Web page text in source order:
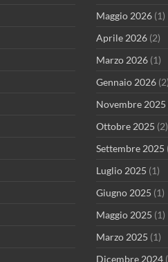
Maggio 2026 (1)
Aprile 2026 (2)
Marzo 2026 (1)
Gennaio 2026 (2)
Novembre 2025
Ottobre 2025 (2)
Settembre 2025
Luglio 2025 (1)
Giugno 2025 (1)
Maggio 2025 (1)
Marzo 2025 (1)
Dicembre 2024